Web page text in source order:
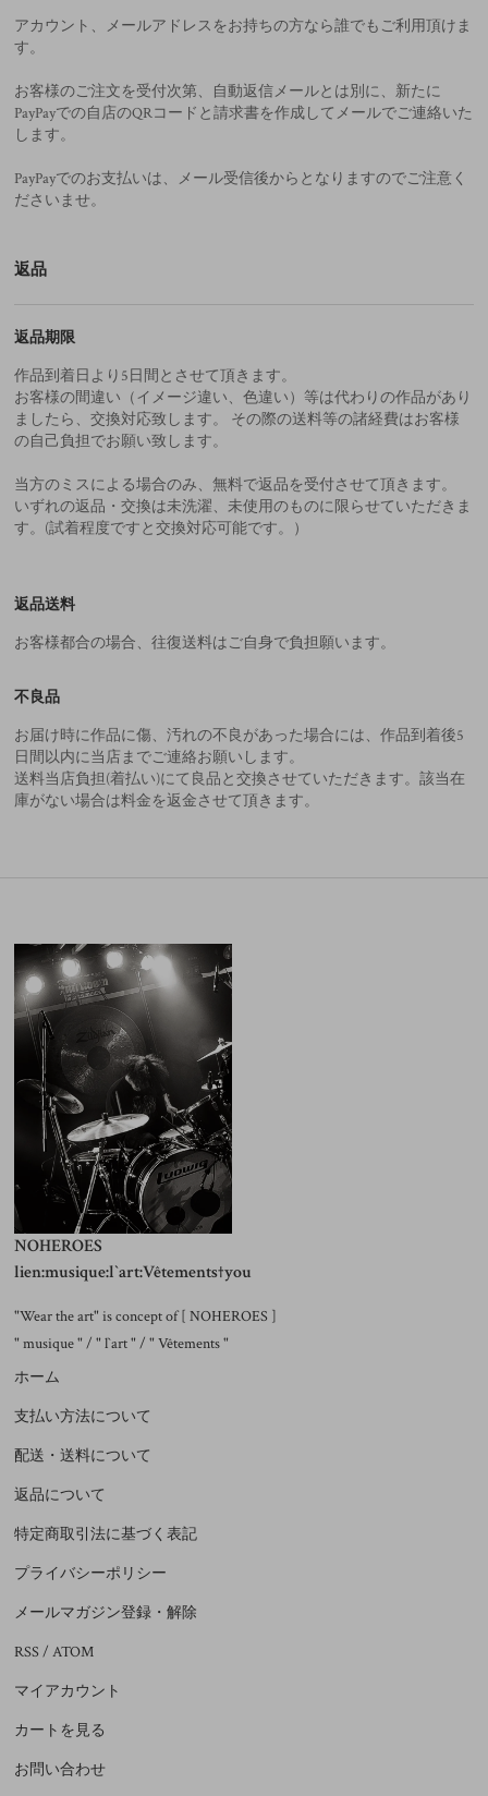
アカウント、メールアドレスをお持ちの方なら誰でもご利用頂けま
す。
お客様のご注文を受付次第、自動返信メールとは別に、新たに
PayPayでの自店のQRコードと請求書を作成してメールでご連絡いた
します。
PayPayでのお支払いは、メール受信後からとなりますのでご注意く
ださいませ。
返品
返品期限
作品到着日より5日間とさせて頂きます。
お客様の間違い（イメージ違い、色違い）等は代わりの作品があり
ましたら、交換対応致します。 その際の送料等の諸経費はお客様
の自己負担でお願い致します。
当方のミスによる場合のみ、無料で返品を受付させて頂きます。
いずれの返品・交換は未洗濯、未使用のものに限らせていただきま
す。(試着程度ですと交換対応可能です。）
返品送料
お客様都合の場合、往復送料はご自身で負担願います。
不良品
お届け時に作品に傷、汚れの不良があった場合には、作品到着後5
日間以内に当店までご連絡お願いします。
送料当店負担(着払い)にて良品と交換させていただきます。該当在
庫がない場合は料金を返金させて頂きます。
NOHEROES
lien:musique:l`art:Vêtements†you
"Wear the art" is concept of [ NOHEROES ]
" musique " / " l`art " / " Vêtements "
ホーム
支払い方法について
配送・送料について
返品について
特定商取引法に基づく表記
プライバシーポリシー
メールマガジン登録・解除
RSS/ATOM
マイアカウント
カートを見る
お問い合わせ